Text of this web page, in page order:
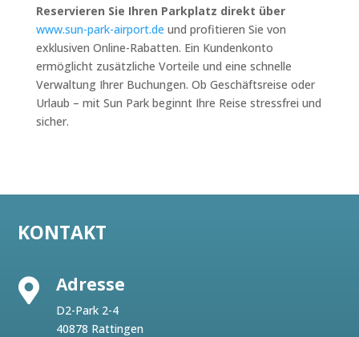
Reservieren Sie Ihren Parkplatz direkt über
www.sun-park-airport.de und profitieren Sie von
exklusiven Online-Rabatten. Ein Kundenkonto
ermöglicht zusätzliche Vorteile und eine schnelle
Verwaltung Ihrer Buchungen. Ob Geschäftsreise oder
Urlaub – mit Sun Park beginnt Ihre Reise stressfrei und
sicher.
KONTAKT
 Adresse
D2-Park 2-4
40878 Rattingen